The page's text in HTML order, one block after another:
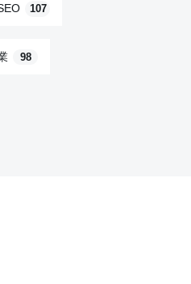
107
98